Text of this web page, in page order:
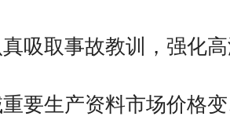
真吸取事故教训，强化
要生产资料市场价格